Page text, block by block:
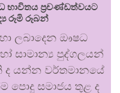
භාවිතය ප්‍රචණ්ඩත්වයට
රූමි රූබන්
ලබාදෙන ඖෂධ
සාමාන්‍ය පුද්ගලයන්
ද යන්න වර්තමානයේ
සමාජය තුළ ද